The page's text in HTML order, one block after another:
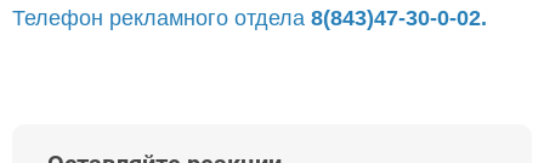
Телефон рекламного отдела 8(843)47-30-0-02.